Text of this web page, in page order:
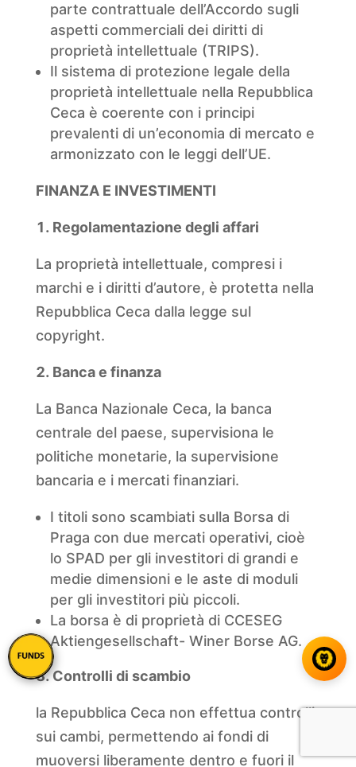
parte contrattuale dell’Accordo sugli
aspetti commerciali dei diritti di
proprietà intellettuale (TRIPS).
Il sistema di protezione legale della
proprietà intellettuale nella Repubblica
Ceca è coerente con i principi
prevalenti di un’economia di mercato e
armonizzato con le leggi dell’UE.
FINANZA E INVESTIMENTI
Regolamentazione degli affari
La proprietà intellettuale, compresi i
marchi e i diritti d’autore, è protetta nella
Repubblica Ceca dalla legge sul
copyright.
Banca e finanza
La Banca Nazionale Ceca, la banca
centrale del paese, supervisiona le
politiche monetarie, la supervisione
bancaria e i mercati finanziari.
I titoli sono scambiati sulla Borsa di
Praga con due mercati operativi, cioè
lo SPAD per gli investitori di grandi e
medie dimensioni e le aste di moduli
per gli investitori più piccoli.
La borsa è di proprietà di CCESEG
Aktiengesellschaft- Winer Borse AG.
Controlli di scambio
la Repubblica Ceca non effettua controlli
sui cambi, permettendo ai fondi di
muoversi liberamente dentro e fuori il